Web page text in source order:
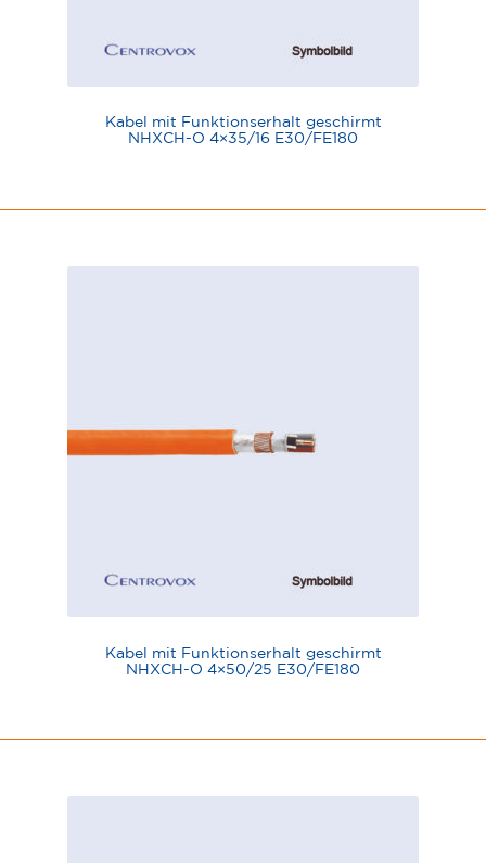
Kabel mit Funktionserhalt geschirmt
NHXCH-O 4×35/16 E30/FE180
Kabel mit Funktionserhalt geschirmt
NHXCH-O 4×50/25 E30/FE180